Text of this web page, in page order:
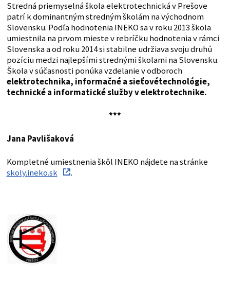
Stredná priemyselná škola elektrotechnická v Prešove
patrí k dominantným stredným školám na východnom
Slovensku. Podľa hodnotenia INEKO sa v roku 2013 škola
umiestnila na prvom mieste v rebríčku hodnotenia v rámci
Slovenska a od roku 2014 si stabilne udržiava svoju druhú
pozíciu medzi najlepšími strednými školami na Slovensku.
Škola v súčasnosti ponúka vzdelanie v odboroch
elektrotechnika, informačné a sieťovétechnológie,
technické a informatické služby v elektrotechnike.
***
Jana Pavlišaková
Kompletné umiestnenia škôl INEKO nájdete na stránke
skoly.ineko.sk
.